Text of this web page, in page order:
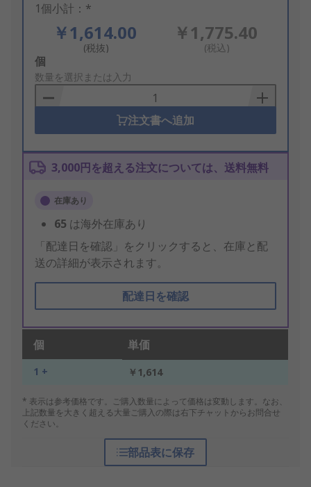
1個小計：*
￥1,614.00
(税抜)
￥1,775.40
(税込)
Add
to
Basket
個
数量を選択または入力
注文書へ追加
3,000円を超える注文については、送料無料
在庫あり
65 は海外在庫あり
「配達日を確認」をクリックすると、在庫と配
送の詳細が表示されます。
配達日を確認
個 単価
1 + ￥1,614
* 表示は参考価格です。ご購入数量によって価格は変動します。なお、
上記数量を大きく超える大量ご購入の際は右下チャットからお問合せ
ください。
部品表に保存